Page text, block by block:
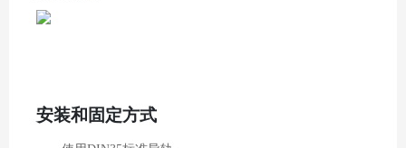
安装和固定方式